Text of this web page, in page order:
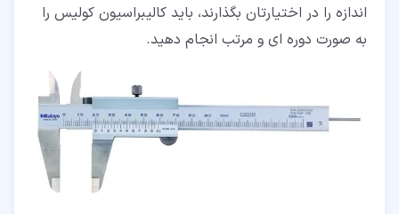
اندازه را در اختیارتان بگذارند، باید کالیبراسیون کولیس را
به صورت دوره ای و مرتب انجام دهید.